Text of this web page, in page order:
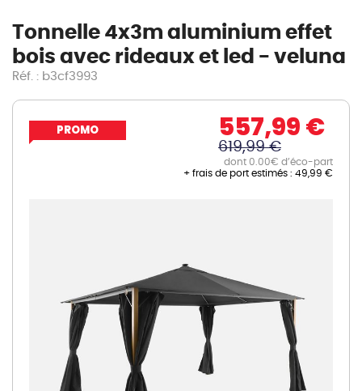
Tonnelle 4x3m aluminium effet
bois avec rideaux et led - veluna
Réf. : b3cf3993
PROMO 557,99 €
619,99 €
dont 0.00€ d’éco-part
+ frais de port estimés : 49,99 €